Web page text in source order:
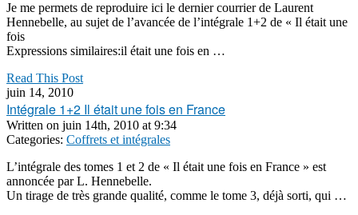
Je me permets de reproduire ici le dernier courrier de Laurent
Hennebelle, au sujet de l’avancée de l’intégrale 1+2 de « Il était une
fois
Expressions similaires:il était une fois en …
Read This Post
juin 14, 2010
Intégrale 1+2 Il était une fois en France
Written on juin 14th, 2010 at 9:34
Categories: Coffrets et intégrales
L’intégrale des tomes 1 et 2 de « Il était une fois en France » est
annoncée par L. Hennebelle.
Un tirage de très grande qualité, comme le tome 3, déjà sorti, qui …